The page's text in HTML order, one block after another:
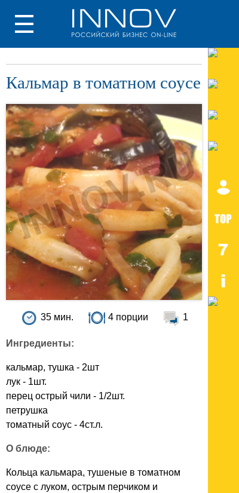
Кальмар в томатном соусе
35 мин. 4 порции 1
Ингредиенты:
кальмар, тушка - 2шт
лук - 1шт.
перец острый чили - 1/2шт.
петрушка
томатный соус - 4ст.л.
О блюде:
Кольца кальмара, тушеные в томатном
соусе с луком, острым перчиком и